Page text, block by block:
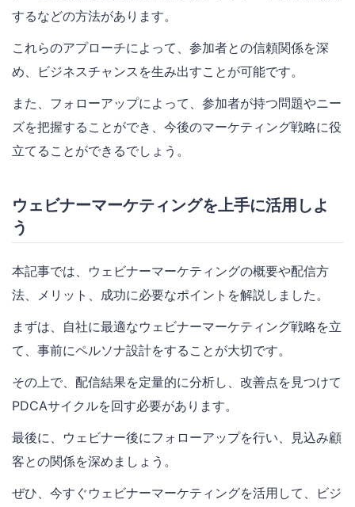
するなどの方法があります。
これらのアプローチによって、参加者との信頼関係を深
め、ビジネスチャンスを生み出すことが可能です。
また、フォローアップによって、参加者が持つ問題やニー
ズを把握することができ、今後のマーケティング戦略に役
立てることができるでしょう。
ウェビナーマーケティングを上手に活用しよ
う
本記事では、ウェビナーマーケティングの概要や配信方
法、メリット、成功に必要なポイントを解説しました。
まずは、自社に最適なウェビナーマーケティング戦略を立
て、事前にペルソナ設計をすることが大切です。
その上で、配信結果を定量的に分析し、改善点を見つけて
PDCAサイクルを回す必要があります。
最後に、ウェビナー後にフォローアップを行い、見込み顧
客との関係を深めましょう。
ぜひ、今すぐウェビナーマーケティングを活用して、ビジ